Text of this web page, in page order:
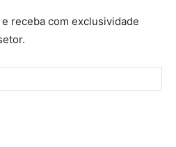
receba com exclusividade